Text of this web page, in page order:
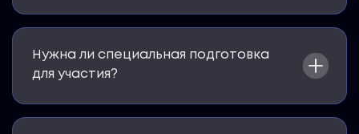
Нужна ли специальная подготовка
для участия?